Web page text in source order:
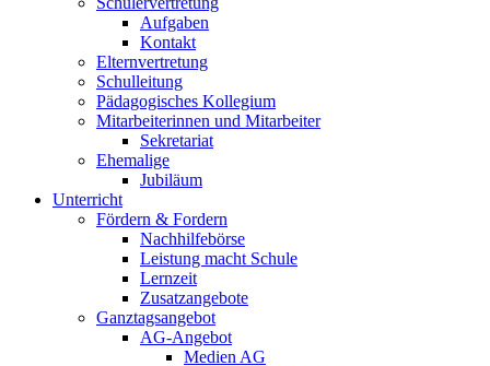
Aufgaben
Kontakt
Elternvertretung
Schulleitung
Pädagogisches Kollegium
Mitarbeiterinnen und Mitarbeiter
Sekretariat
Ehemalige
Jubiläum
Unterricht
Fördern & Fordern
Nachhilfebörse
Leistung macht Schule
Lernzeit
Zusatzangebote
Ganztagsangebot
AG-Angebot
Medien AG